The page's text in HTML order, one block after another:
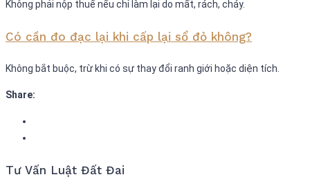
Không phải nộp thuế nếu chỉ làm lại do mất, rách, cháy.
Có cần đo đạc lại khi cấp lại sổ đỏ không?
Không bắt buộc, trừ khi có sự thay đổi ranh giới hoặc diện tích.
Share:
Tư Vấn Luật Đất Đai